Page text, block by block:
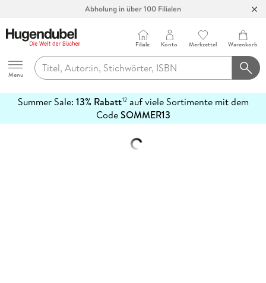
Abholung in über 100 Filialen
Hugendubel
Menu
Filiale Konto Merkzettel Warenkorb
Summer Sale: 13% Rabatt12auf viele Sortimente mit dem
CodeSOMMER13
erfahren